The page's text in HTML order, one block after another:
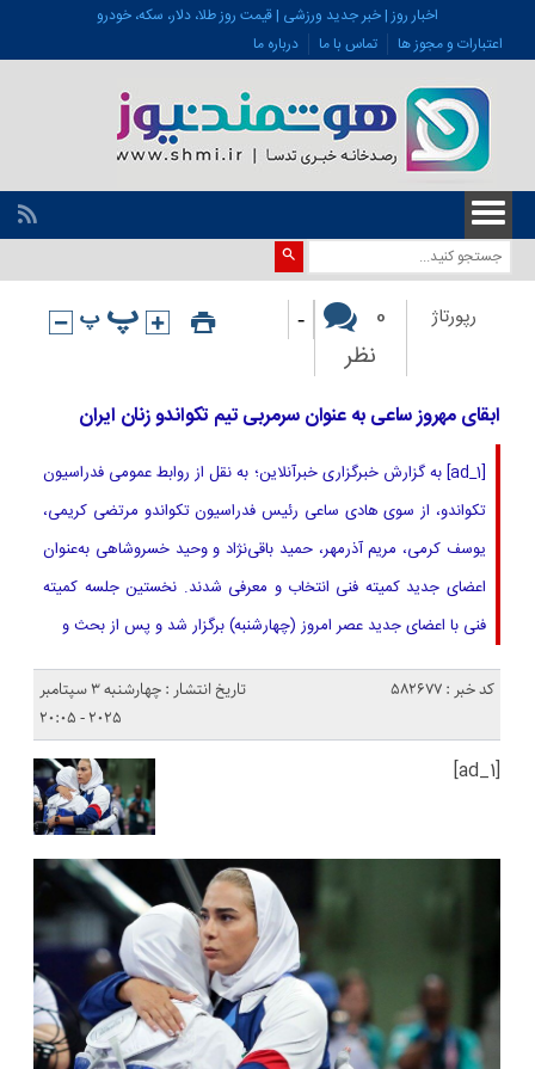
اخبار روز | خبر جدید ورزشی | قیمت روز طلا، دلار، سکه، خودرو
اعتبارات و مجوز ها
تماس با ما درباره ما
رپورتاژ
0
نظر
-
ابقای مهروز ساعی به عنوان سرمربی تیم تکواندو زنان ایران
[ad_1] به گزارش خبرگزاری خبرآنلاین؛ به نقل از روابط عمومی فدراسیون
تکواندو، از سوی هادی ساعی رئیس فدراسیون تکواندو مرتضی کریمی،
یوسف کرمی، مریم آذرمهر، حمید باقی‌نژاد و وحید خسروشاهی به‌عنوان
اعضای جدید کمیته فنی انتخاب و معرفی شدند. نخستین جلسه کمیته
فنی با اعضای جدید عصر امروز (چهارشنبه) برگزار شد و پس از بحث و
کد خبر : 582677
تاریخ انتشار : چهارشنبه 3 سپتامبر
2025 - 20:05
[ad_1]